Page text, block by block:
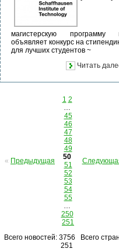
магистерскую программу
объявляет конкурс на
для лучших студентов ~
Читать
« Предыдущая
1 2
…
45
46
47
48
49
50
51
52
53
54
55
…
250
251
Всего новостей: 3756 Всего
251